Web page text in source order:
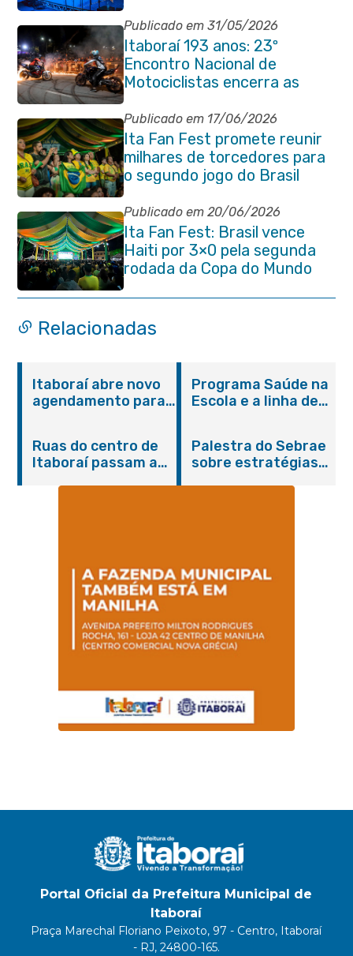
Pedras
Publicado em 31/05/2026
Itaboraí 193 anos: 23º
Encontro Nacional de
Motociclistas encerra as
comemorações do
aniversário da cidade
Publicado em 17/06/2026
Ita Fan Fest promete reunir
milhares de torcedores para
o segundo jogo do Brasil
Publicado em 20/06/2026
Ita Fan Fest: Brasil vence
Haiti por 3×0 pela segunda
rodada da Copa do Mundo
Relacionadas
Itaboraí abre novo
agendamento para
Programa Saúde na
Escola e a linha de
promovem
conscientização
sobre hanseníase
Ruas do centro de
Itaboraí passam a
Palestra do Sebrae
sobre estratégias
Portal Oficial da Prefeitura Municipal de
Itaboraí
Praça Marechal Floriano Peixoto, 97 - Centro, Itaboraí
- RJ, 24800-165.